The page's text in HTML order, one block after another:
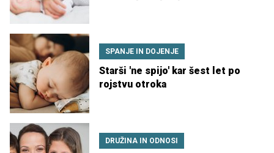
SPANJE IN DOJENJE
Starši 'ne spijo' kar šest let po
rojstvu otroka
DRUŽINA IN ODNOSI